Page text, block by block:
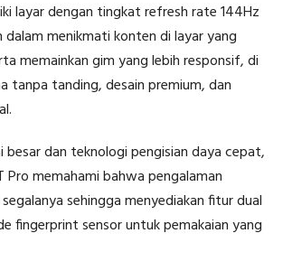
layar dengan tingkat refresh rate 144Hz
menikmati konten di layar yang
memainkan gim yang lebih responsif, di
tanpa tanding, desain premium, dan
besar dan teknologi pengisian daya cepat,
Pro memahami bahwa pengalaman
sehingga menyediakan fitur dual
fingerprint sensor untuk pemakaian yang